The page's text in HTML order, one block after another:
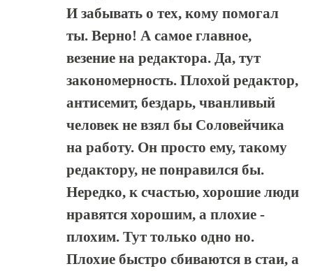
И забывать о тех, кому помогал
ты. Верно! А самое главное,
везение на редактора. Да, тут
закономерность. Плохой редактор,
антисемит, бездарь, чванливый
человек не взял бы Соловейчика
на работу. Он просто ему, такому
редактору, не понравился бы.
Нередко, к счастью, хорошие люди
нравятся хорошим, а плохие -
плохим. Тут только одно но.
Плохие быстро сбиваются в стаи, а